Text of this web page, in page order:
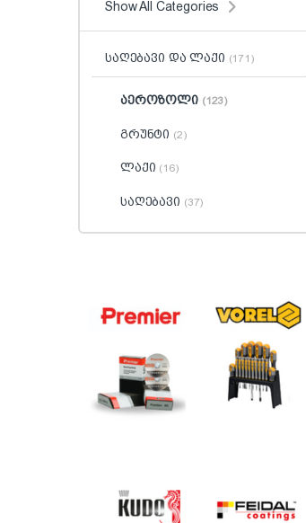
Show All Categories
საღებავი და ლაქი (171)
აეროზოლი (123)
გრუნტი (2)
ლაქი (16)
საღებავი (37)